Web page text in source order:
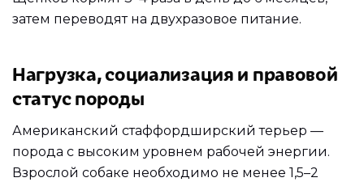
затем переводят на двухразовое питание.
Нагрузка, социализация и правовой
статус породы
Американский стаффордширский терьер —
порода с высоким уровнем рабочей энергии.
Взрослой собаке необходимо не менее 1,5–2